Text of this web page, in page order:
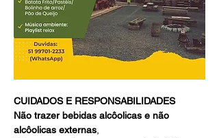
CUIDADOS E RESPONSABILIDADES
Não trazer bebidas alcôolicas e não
alcôolicas externas